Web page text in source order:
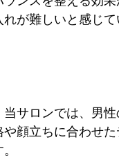
が難しいと感じ
サロンでは、男
顔立ちに合わせ